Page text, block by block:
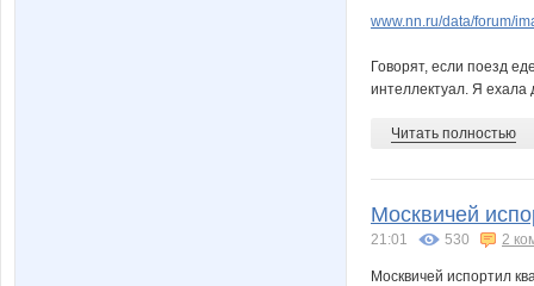
www.nn.ru/data/forum/
Говорят, если поезд
интеллектуал. Я ехала
Читать полностью
Москвичей
21:01 530 2
Москвичей испортил